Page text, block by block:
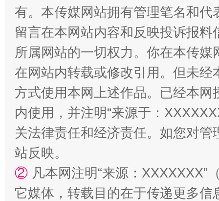
站台名比不上好声名
有。本传媒网站拥有管理笔名和
留言在本网站内容和反映投诉报
所属网站的一切权力。你在本传
在网站内转载或修改引用。但未
方式使用本网上述作品。已经本
内使用，并注明“来源于：
关法律责任和经济责任。如您对
站反映。
② 凡本网注明“来源：
它媒体，转载目的在于传递更多